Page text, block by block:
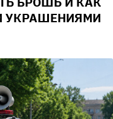
УКРАШЕНИЯМИ